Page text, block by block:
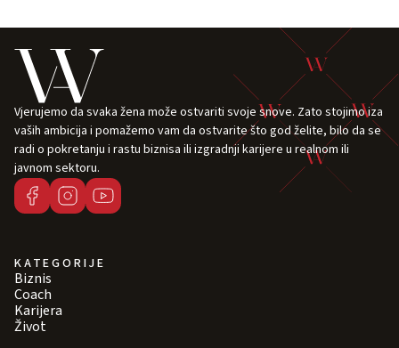
Vjerujemo da svaka žena može ostvariti svoje snove. Zato stojimo iza
vaših ambicija i pomažemo vam da ostvarite što god želite, bilo da se
radi o pokretanju i rastu biznisa ili izgradnji karijere u realnom ili
javnom sektoru.
KATEGORIJE
Biznis
Coach
Karijera
Život